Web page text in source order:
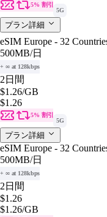
5% 割引
5G
プラン詳細
eSIM Europe - 32
500MB/日
+ ∞ at 128kbps
2日間
$1.26/GB
$1.26
5% 割引
5G
プラン詳細
eSIM Europe - 32
500MB/日
+ ∞ at 128kbps
2日間
$1.26
$1.26/GB